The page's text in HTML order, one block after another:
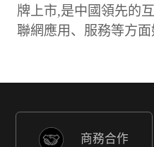
牌上市,是中國領先的
聯網應用、服務等方
商務合作